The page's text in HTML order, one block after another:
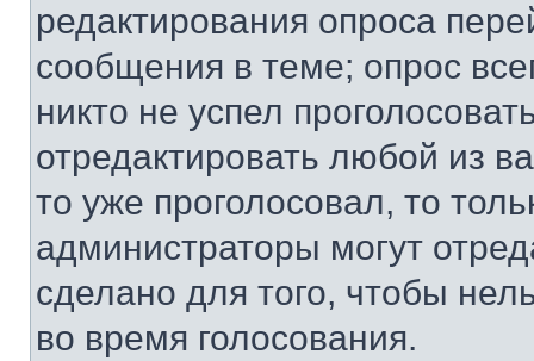
редактирования опроса
сообщения в теме; опрос
никто не успел
отредактировать любой из
то уже проголосовал, то
администраторы могут
сделано для того, чтобы
во время голосования.